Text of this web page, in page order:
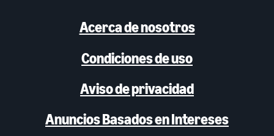
Acerca de nosotros
Condiciones de uso
Aviso de privacidad
Anuncios Basados en Intereses